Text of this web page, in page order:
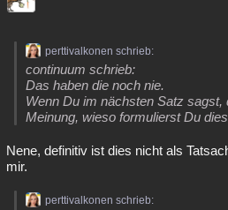
perttivalkonen schrieb:
continuum schrieb:
Das haben die noch nie.
Wenn Du im nächsten Satz sagst,
Meinung, wieso formulierst Du
Nene, definitiv ist dies nicht als
mir.
perttivalkonen schrieb: